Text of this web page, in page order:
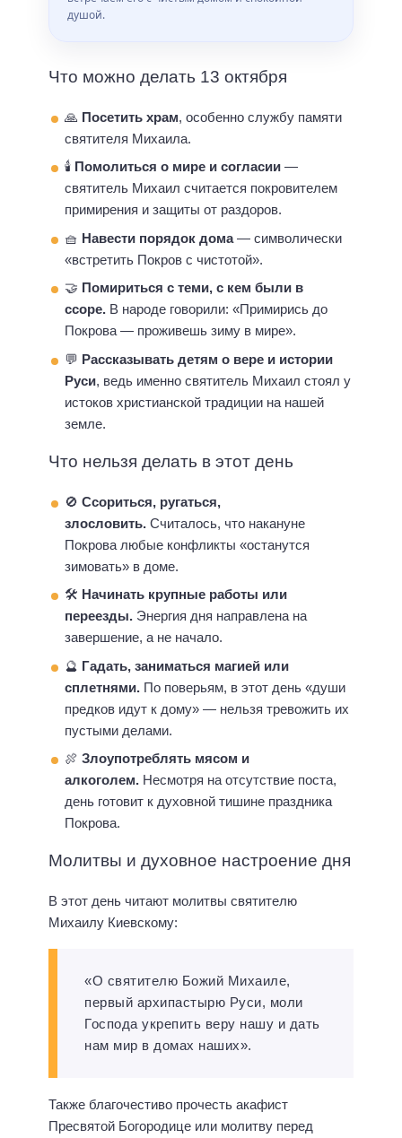
душой.
Что можно делать 13 октября
🙏 Посетить храм, особенно службу памяти
святителя Михаила.
🕯 Помолиться о мире и согласии —
святитель Михаил считается покровителем
примирения и защиты от раздоров.
🧺 Навести порядок дома— символически
«встретить Покров с чистотой».
🤝 Помириться с теми, с кем были в
ссоре. В народе говорили: «Примирись до
Покрова — проживешь зиму в мире».
💬 Рассказывать детям о вере и истории
Руси, ведь именно святитель Михаил стоял у
истоков христианской традиции на нашей
земле.
Что нельзя делать в этот день
🚫 Ссориться, ругаться,
злословить. Считалось, что накануне
Покрова любые конфликты «останутся
зимовать» в доме.
🛠 Начинать крупные работы или
переезды. Энергия дня направлена на
завершение, а не начало.
🔮 Гадать, заниматься магией или
сплетнями. По поверьям, в этот день «души
предков идут к дому» — нельзя тревожить их
пустыми делами.
🍖 Злоупотреблять мясом и
алкоголем. Несмотря на отсутствие поста,
день готовит к духовной тишине праздника
Покрова.
Молитвы и духовное настроение дня
В этот день читают молитвы святителю
Михаилу Киевскому:
«О святителю Божий Михаиле,
первый архипастырю Руси, моли
Господа укрепить веру нашу и дать
нам мир в домах наших».
Также благочестиво прочесть акафист
Пресвятой Богородице или молитву перед